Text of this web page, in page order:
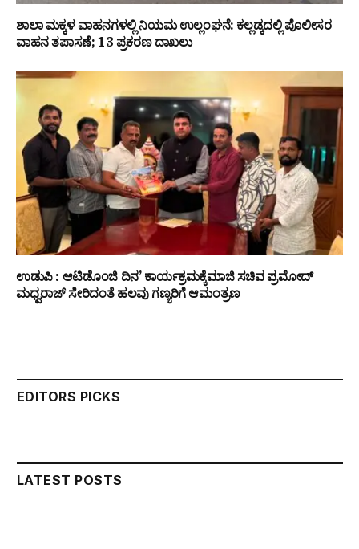
ಶಾಲಾ ಮಕ್ಕಳ ವಾಹನಗಳಲ್ಲಿ ನಿಯಮ ಉಲ್ಲಂಘನೆ: ಕಲ್ಲಡ್ಕದಲ್ಲಿ ಪೊಲೀಸರ
ವಾಹನ ತಪಾಸಣೆ; 13 ಪ್ರಕರಣ ದಾಖಲು
ಉಡುಪಿ : ಆಟಿಡೊಂಜಿ ದಿನ’ ಕಾರ್ಯಕ್ರಮಕ್ಕೆಮಾಜಿ ಸಚಿವ ಪ್ರಮೋದ್
ಮಧ್ವರಾಜ್ ಸೇರಿದಂತೆ ಹಲವು ಗಣ್ಯರಿಗೆ ಆಮಂತ್ರಣ
EDITORS PICKS
LATEST POSTS